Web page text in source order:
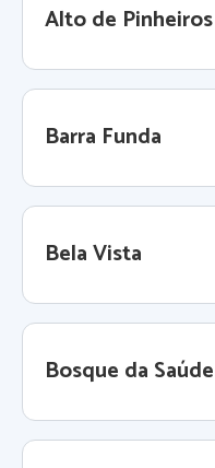
Alto de Pinheiros
Barra Funda
Bela Vista
Bosque da Saúde